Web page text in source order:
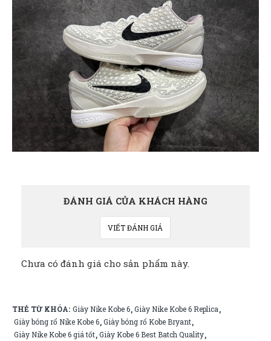
ĐÁNH GIÁ CỦA KHÁCH HÀNG
VIẾT ĐÁNH GIÁ
Chưa có đánh giá cho sản phẩm này.
THẺ TỪ KHÓA: Giày Nike Kobe 6,Giày Nike Kobe 6 Replica,
Giày bóng rổ Nike Kobe 6,Giày bóng rổ Kobe Bryant,
Giày Nike Kobe 6 giá tốt,Giày Kobe 6 Best Batch Quality,